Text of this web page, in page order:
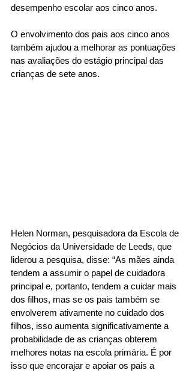
desempenho escolar aos cinco anos.
O envolvimento dos pais aos cinco anos
também ajudou a melhorar as pontuações
nas avaliações do estágio principal das
crianças de sete anos.
Helen Norman, pesquisadora da Escola de
Negócios da Universidade de Leeds, que
liderou a pesquisa, disse: “As mães ainda
tendem a assumir o papel de cuidadora
principal e, portanto, tendem a cuidar mais
dos filhos, mas se os pais também se
envolverem ativamente no cuidado dos
filhos, isso aumenta significativamente a
probabilidade de as crianças obterem
melhores notas na escola primária. É por
isso que encorajar e apoiar os pais a